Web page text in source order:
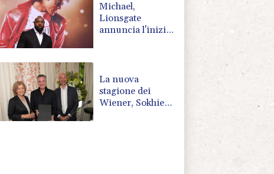
Michael,
Lionsgate
annuncia l'inizio
La nuova
stagione dei
Wiener, Sokhiev